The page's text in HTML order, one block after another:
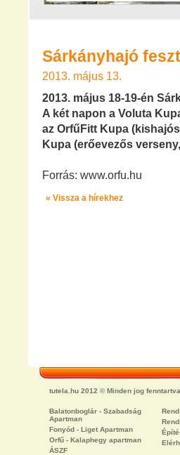
Sárkányhajó
2013. május 13.
2013. május 18-19-én
A két napon a Voluta
az OrfűFitt Kupa
Kupa (erőevezős
Forrás: www.orfu.hu
« Vissza a hírekhez
tutela.hu 2012 © Minden jog
Balatonboglár - Szabadság
Apartman
Fonyód - Liget Apartman
Orfű - Kalaphegy apartman
ÁSZF